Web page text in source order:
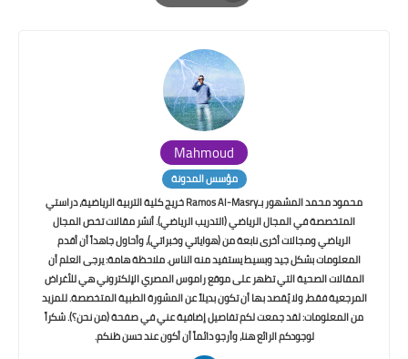
Print
Mahmoud
مؤسس المدونة
محمود محمد المشهور بـRamos Al-Masry خريج كلية التربية الرياضية، دراستي
المتخصصة في المجال الرياضي (التدريب الرياضي). أنشر مقالات تخص المجال
الرياضي ومجالات أخرى نابعة من (هواياتي وخبراتي)، وأحاول جاهداً أن أقدم
المعلومات بشكل جيد وبسيط يستفيد منه الناس. ملاحظة هامة: يرجى العلم أن
المقالات الصحية التي تظهر على موقع راموس المصري الإلكتروني هي للأغراض
المرجعية فقط، ولا يُقصد بها أن تكون بديلاً عن المشورة الطبية المتخصصة. للمزيد
من المعلومات: لقد جمعت لكم تفاصيل إضافية عني في صفحة (من نحن؟). شكراً
لوجودكم الرائع هنا، وأرجو دائماً أن أكون عند حسن ظنكم.